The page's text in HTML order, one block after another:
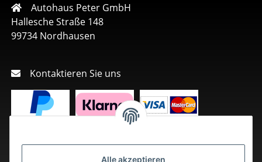
Alle akzeptieren
Autohaus Peter GmbH
Hallesche Straße 148
99734 Nordhausen
Kontaktieren Sie uns